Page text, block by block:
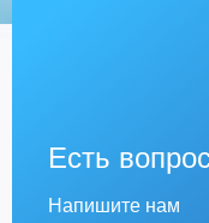
Есть
Напишите нам